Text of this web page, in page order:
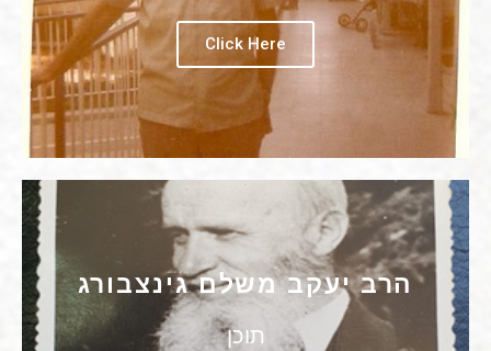
Click Here
הרב יעקב משלם גינצבורג
תוכן